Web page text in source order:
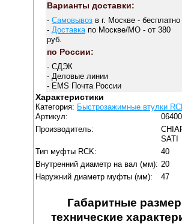
Варианты доставки:
- Самовывозв г. Москве - бесплатно
- Доставкапо Москве/МО - от 380
руб.
по России:
- СДЭК
- Деловые линии
- EMS Почта России
Характеристики
Категория: Быстрозажимные втулки
Артикул:
Производитель:
SATI
Тип муфты RCK:
40
Внутренний диаметр на вал (мм): 20
Наружний диаметр муфты (мм):
47
Габаритные
технические